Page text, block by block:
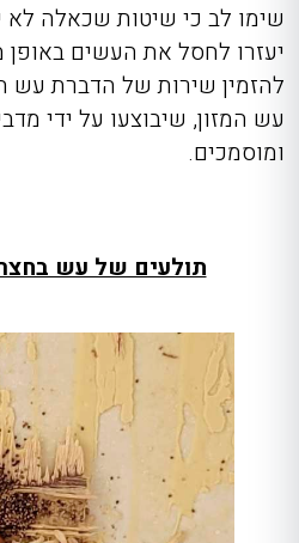
שימו לב כי שיטות שכאלה לא
יעזרו לחסל את העשים באופן
להזמין שירות של הדברת עש
עש המזון, שיבוצעו על ידי
ומוסמכים.
תולעים של עש